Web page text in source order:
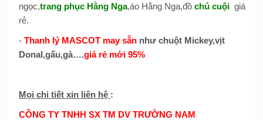
ngọc,trang phục Hằng Nga,áo Hằng Nga,đồ chú cuộigiá
rẻ.
- Thanh lý MASCOT may sẵnnhư chuột Mickey,vịt
Donal,gấu,gà….giá rẻ mới 95%
Mọi chi tiết xin liên hệ :
CÔNG TY TNHH SX TM DV TRƯỜNG NAM